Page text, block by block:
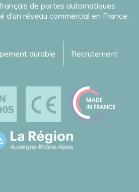
de portes automatiques
réseau commercial en France.
durable Recrutement